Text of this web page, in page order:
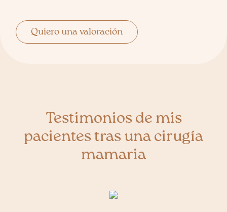
Quiero una valoración
Testimonios de mis
pacientes tras una cirugía
mamaria